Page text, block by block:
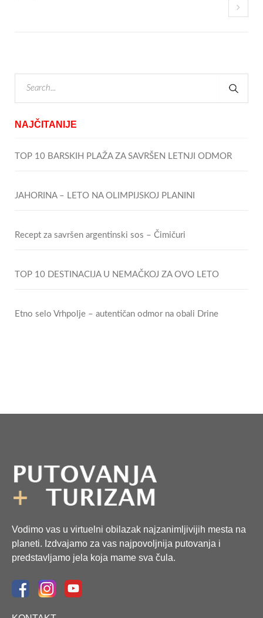
NAJČITANIJE
TOP 10 BARSKIH PLAŽA ZA SAVRŠEN LETNJI ODMOR
JAHORINA – LETO NA OLIMPIJSKOJ PLANINI
Recept za savršen argentinski sos – Čimičuri
TOP 10 DESTINACIJA U NEMAČKOJ ZA OVO LETO
Etno selo Vrhpolje – autentičan odmor na obali Drine
Vodimo vas u virtuelni obilazak najzanimljivijih mesta na
planeti. Izdvajamo za vas najpovoljnija putovanja i
predstavljamo jela koja mame sva čula.